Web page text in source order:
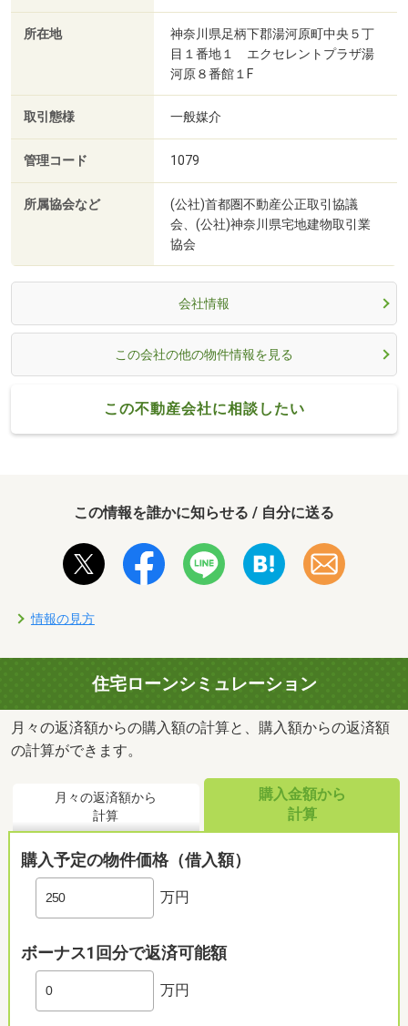
所在地
神奈川県足柄下郡湯河原町中央５丁
目１番地１ エクセレントプラザ湯
河原８番館１F
取引態様 一般媒介
管理コード 1079
所属協会など
(公社)首都圏不動産公正取引協議
会、(公社)神奈川県宅地建物取引業
協会
会社情報
この会社の他の物件情報を見る
この不動産会社に相談したい
この情報を誰かに知らせる / 自分に送る
情報の見方
住宅ローンシミュレーション
月々の返済額からの購入額の計算と、購入額からの返済額
の計算ができます。
月々の返済額から
計算
購入金額から
計算
購入予定の物件価格（借入額）
万円
ボーナス1回分で返済可能額
万円